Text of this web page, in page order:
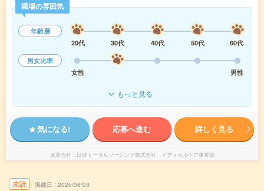
職場の雰囲気
年齢層
20代
30代 40代 50代
60代
男女比率
女性
男性
もっと見る
気になる! 応募へ進む 詳しく見る
派遣会社 日研トータルソーシング株式会社 メディカルケア事業部
未読 掲載日 2026/08/03